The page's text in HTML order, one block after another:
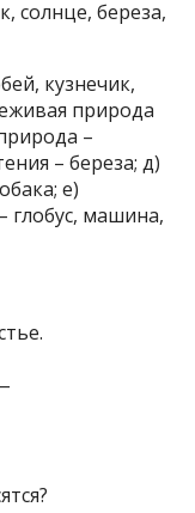
солнце, береза,
кузнечик,
природа
–
– береза; д)
е)
глобус, машина,